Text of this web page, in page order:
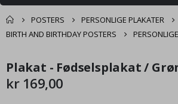
POSTERS
PERSONLIGE PLAKATER
BIRTH AND BIRTHDAY POSTERS
Andre kjøpte
produkter
Gå
til
slutten
Gå
til
begynnelsen
Plakat - Fødselsplakat /
kr 169,00